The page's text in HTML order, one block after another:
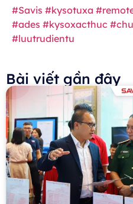
#Savis #kysotuxa
#ades #kysoxacthuc
#luutrudientu
Bài viết gần đây